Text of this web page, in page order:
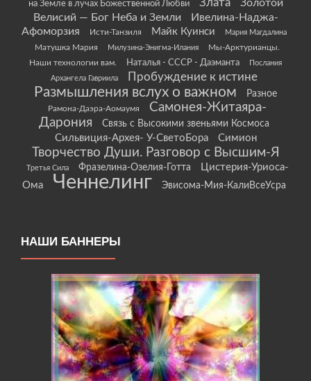
на Земле в лучах Божественной Любви
Злата
Золотой
Велисий — Бог Неба и Земли
Ивелина-Наджа-
Афоморзия
Исти-Танзиля Майк Куинси Мария Магдалина
Матушка Мария Милузина-Энигма-Илания
Мы-Арктурианцы.
Наши технологии вам.
Наталья - СССР - Даэманта
Послания
Архангела Гавриила
Пробуждение к истине
Размышления вслух о важном Разное
Рамона-Даэра-Аомаумя
Самонея-Житаяра-
Дарония
Связь с Высокими звеньями Космоса
Сильвиция-Архея- У-СветоБора Симион
Творчество Души. Разговор с Высшим-Я
Третья Сила Фразелина-Озелия-Готта
Цистерия-Уриоса-
Ома
Ченнелинг Эвисома-Мия-КалиВсеУсра
НАШИ БАННЕРЫ